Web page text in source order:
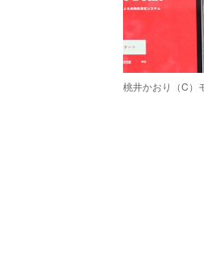
桃井かおり（C）